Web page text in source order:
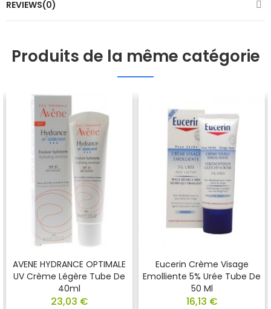
REVIEWS(0)
Produits de la même catégorie
AVENE HYDRANCE OPTIMALE
UV Crème Légère Tube De
40ml
23,03 €
Eucerin Crème Visage
Emolliente 5% Urée Tube De
50 Ml
16,13 €